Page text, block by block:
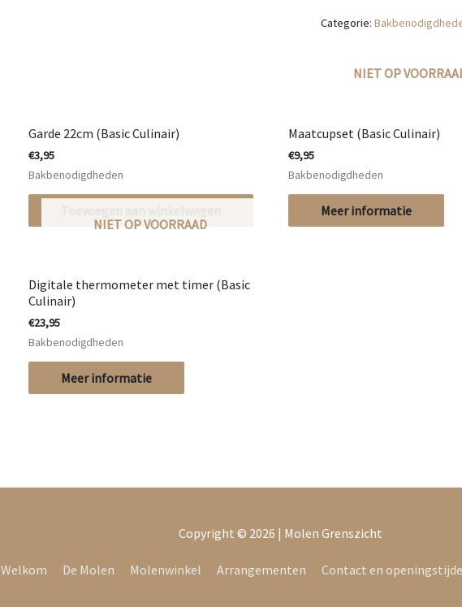
(Basic
Culinair)
Categorie:
Garde 22cm (Basic Culinair)
€3,95
Bakbenodigdheden
NIET OP
Maatcupset (Basic Culinair)
€9,95
Bakbenodigdheden
Meer informatie
NIET OP VOORRAAD
Digitale thermometer met timer (Basic
Culinair)
€23,95
Bakbenodigdheden
Meer informatie
Copyright © 2026 | Molen Grenszicht
Welkom De Molen Molenwinkel Arrangementen Contact en